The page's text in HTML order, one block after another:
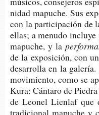
ni­dad mapu­che. Sus
con la par­ti­ci­pa­ción de
ellas; a menu­do inclu­ye
mapu­che, y la
de la expo­si­ción, con
desa­rro­lla en la
movi­mien­to, como se
Kura: Cán­ta­ro de
de Leo­nel Lien­laf que